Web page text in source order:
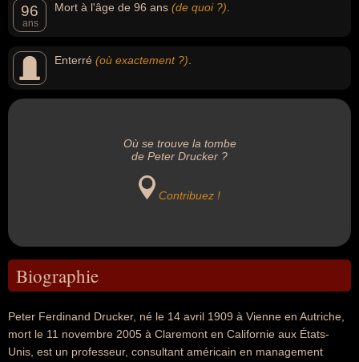
96
ans
Mort à l'âge de 96 ans (de quoi ?)
Enterré (où exactement ?)
Où se trouve la tombe
de Peter Drucker ?
Contribuez !
Biographie
Peter Ferdinand Drucker, né le 14 avril 1909 à Vienne en Autriche,
mort le 11 novembre 2005 à Claremont en Californie aux États-
Unis, est un professeur, consultant américain en management